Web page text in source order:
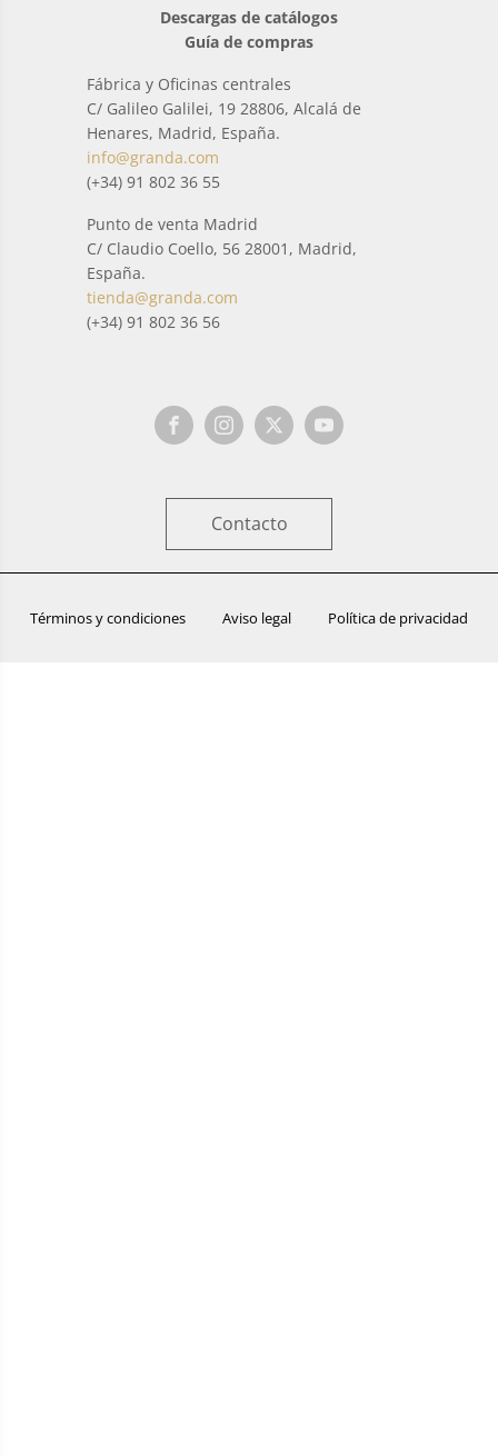
Descargas de catálogos
Guía de compras
Fábrica y Oficinas centrales
C/ Galileo Galilei, 19 28806, Alcalá de
Henares, Madrid, España.
info@granda.com
(+34) 91 802 36 55
Punto de venta Madrid
C/ Claudio Coello, 56 28001, Madrid,
España.
tienda@granda.com
(+34) 91 802 36 56
Contacto
Términos y condiciones Aviso legal Política de privacidad